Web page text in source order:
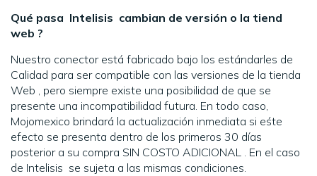
Qué pasa Intelisis cambian de versión o la tiend
web ?
Nuestro conector está fabricado bajo los estándarles de
Calidad para ser compatible con las versiones de la tienda
Web , pero siempre existe una posibilidad de que se
presente una incompatibilidad futura. En todo caso,
Mojomexico brindará la actualización inmediata si eśte
efecto se presenta dentro de los primeros 30 días
posterior a su compra SIN COSTO ADICIONAL . En el caso
de Intelisis se sujeta a las mismas condiciones.